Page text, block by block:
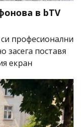
в bTV
професионални
засега поставя
екран